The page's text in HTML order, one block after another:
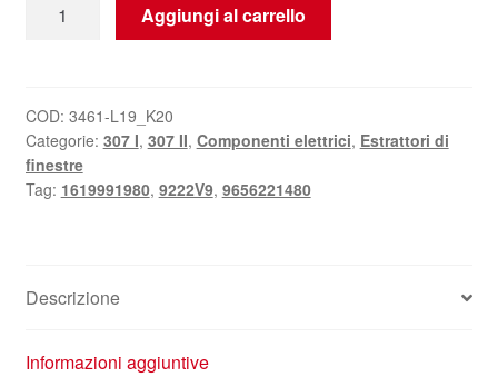
alzacristallo
307
CC
9656221480
9222V9
Aggiungi al carrello
COD: 3461-L19_K20
Categorie: 307 I, 307 II, Componenti elettrici, Estrattori di
finestre
Tag: 1619991980, 9222V9, 9656221480
Descrizione
Informazioni aggiuntive